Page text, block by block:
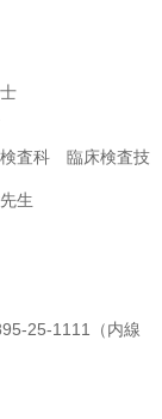
検査科 臨床検査技
生
25-1111（内線